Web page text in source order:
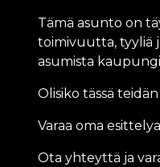
Tämä asunto on
toimivuutta, tyyliä
asumista
Olisiko tässä
Varaa oma
Ota yhteyttä ja